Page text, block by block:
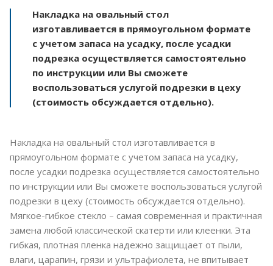
Накладка на овальный стол
изготавливается в прямоугольном формате
с учетом запаса на усадку, после усадки
подрезка осуществляется самостоятельно
по инструкции или Вы сможете
воспользоваться услугой подрезки в цеху
(стоимость обсуждается отдельно).
Накладка на овальный стол изготавливается в
прямоугольном формате с учетом запаса на усадку,
после усадки подрезка осуществляется самостоятельно
по инструкции или Вы сможете воспользоваться услугой
подрезки в цеху (стоимость обсуждается отдельно).
Мягкое-гибкое стекло – самая современная и практичная
замена любой классической скатерти или клеенки. Эта
гибкая, плотная пленка надежно защищает от пыли,
влаги, царапин, грязи и ультрафиолета, не впитывает